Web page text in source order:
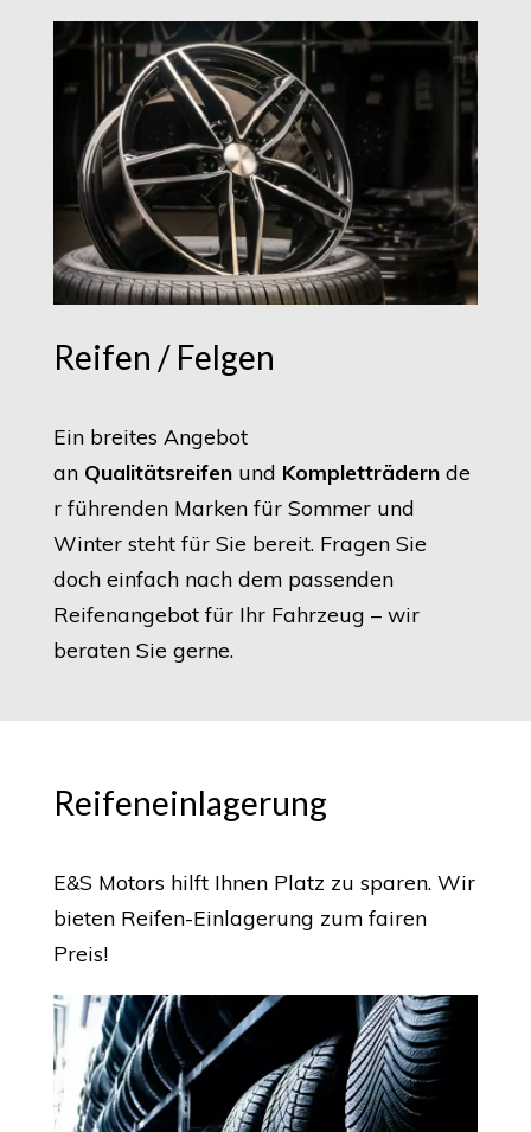
Reifen / Felgen
Ein breites Angebot
an Qualitätsreifen und Kompletträdern de
r führenden Marken für Sommer und
Winter steht für Sie bereit. Fragen Sie
doch einfach nach dem passenden
Reifenangebot für Ihr Fahrzeug – wir
beraten Sie gerne.
Reifeneinlagerung
E&S Motors hilft Ihnen Platz zu sparen. Wir
bieten Reifen-Einlagerung zum fairen
Preis!